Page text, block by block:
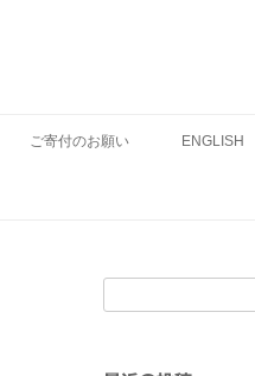
ご寄付のお願い ENGLISH